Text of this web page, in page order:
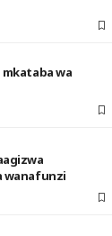
mkataba wa
wanafunzi